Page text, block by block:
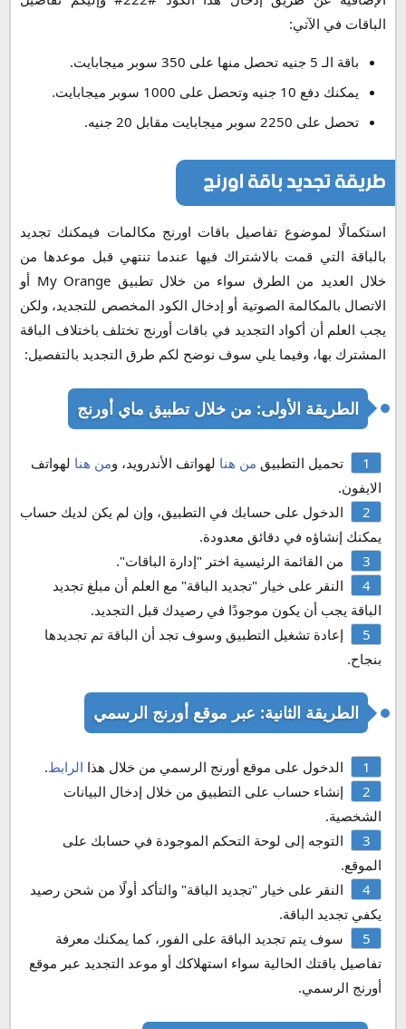
الباقات في الآتي:
باقة الـ 5 جنيه تحصل منها على 350 سوبر ميجابايت.
يمكنك دفع 10 جنيه وتحصل على 1000 سوبر ميجابايت.
تحصل على 2250 سوبر ميجابايت مقابل 20 جنيه.
طريقة تجديد باقة اورنج
استكمالًا لموضوع تفاصيل باقات اورنج مكالمات فيمكنك تجديد
بالباقة التي قمت بالاشتراك فيها عندما تنتهي قبل موعدها من
خلال العديد من الطرق سواء من خلال تطبيق My Orange أو
الاتصال بالمكالمة الصوتية أو إدخال الكود المخصص للتجديد، ولكن
يجب العلم أن أكواد التجديد في باقات أورنج تختلف باختلاف الباقة
المشترك بها، وفيما يلي سوف نوضح لكم طرق التجديد بالتفصيل:
الطريقة الأولى: من خلال تطبيق ماي أورنج
تحميل التطبيق من هنا لهواتف الأندرويد، ومن هنا لهواتف
الايفون.
الدخول على حسابك في التطبيق، وإن لم يكن لديك حساب
يمكنك إنشاؤه في دقائق معدودة.
من القائمة الرئيسية اختر "إدارة الباقات".
النقر على خيار "تجديد الباقة" مع العلم أن مبلغ تجديد
الباقة يجب أن يكون موجودًا في رصيدك قبل التجديد.
إعادة تشغيل التطبيق وسوف تجد أن الباقة تم تجديدها
بنجاح.
الطريقة الثانية: عبر موقع أورنج الرسمي
الدخول على موقع أورنج الرسمي من خلال هذا الرابط.
إنشاء حساب على التطبيق من خلال إدخال البيانات
الشخصية.
التوجه إلى لوحة التحكم الموجودة في حسابك على
الموقع.
النقر على خيار "تجديد الباقة" والتأكد أولًا من شحن رصيد
يكفي تجديد الباقة.
سوف يتم تجديد الباقة على الفور، كما يمكنك معرفة
تفاصيل باقتك الحالية سواء استهلاكك أو موعد التجديد عبر موقع
أورنج الرسمي.